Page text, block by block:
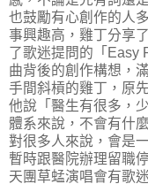
也鼓勵有心創作的人
事興趣高，雞丁分享
了歌迷提問的「Easy
曲背後的創作構想，
手間斜槓的雞丁，原
他說「醫生有很多，
體系來說，不會有什
對很多人來說，會是
暫時跟醫院辦理留職
天團草蜢演唱會有歌